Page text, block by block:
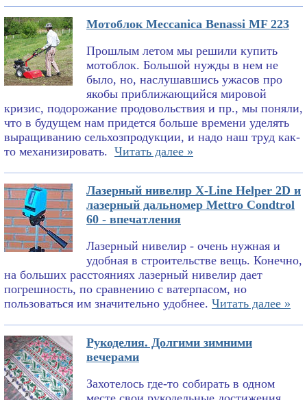
Мотоблок Meccanica Benassi MF 223
Прошлым летом мы решили купить
мотоблок. Большой нужды в нем не
было, но, наслушавшись ужасов про
якобы приближающийся мировой
кризис, подорожание продовольствия и пр., мы поняли,
что в будущем нам придется больше времени уделять
выращиванию сельхозпродукции, и надо наш труд как-
то механизировать. Читать далее »
Лазерный нивелир X-Line Helper 2D и
лазерный дальномер Mettro Condtrol
60 - впечатления
Лазерный нивелир - очень нужная и
удобная в строительстве вещь. Конечно,
на больших расстояниях лазерный нивелир дает
погрешность, по сравнению с ватерпасом, но
пользоваться им значительно удобнее. Читать далее »
Рукоделия. Долгими зимними
вечерами
Захотелось где-то собирать в одном